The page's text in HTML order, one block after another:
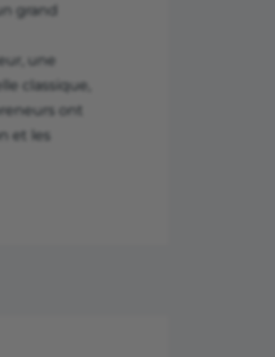
grand
une
classique,
ont
et les